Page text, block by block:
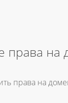
права на
права на